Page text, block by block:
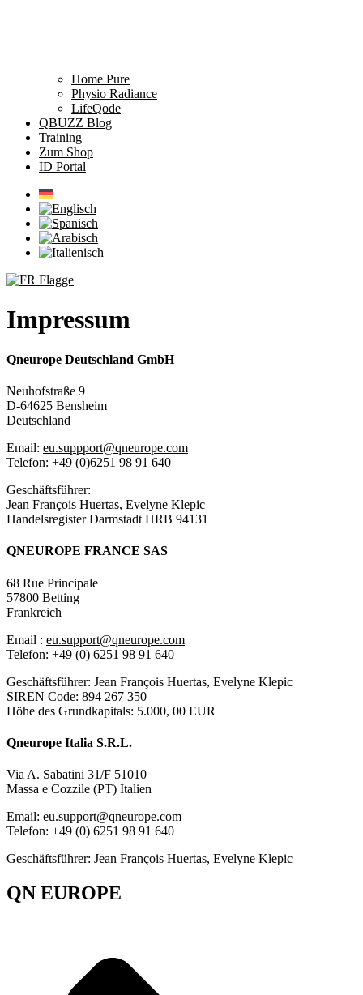
Home Pure
Physio Radiance
LifeQode
QBUZZ Blog
Training
Zum Shop
ID Portal
Impressum
Qneurope Deutschland GmbH
Neuhofstraße 9
D-64625 Bensheim
Deutschland
Email: eu.suppport@qneurope.com
Telefon: +49 (0)6251 98 91 640
Geschäftsführer:
Jean François Huertas, Evelyne Klepic
Handelsregister Darmstadt HRB 94131
QNEUROPE FRANCE SAS
68 Rue Principale
57800 Betting
Frankreich
Email : eu.support@qneurope.com
Telefon: +49 (0) 6251 98 91 640
Geschäftsführer: Jean François Huertas, Evelyne Klepic
SIREN Code: 894 267 350
Höhe des Grundkapitals: 5.000, 00 EUR
Qneurope Italia S.R.L.
Via A. Sabatini 31/F 51010
Massa e Cozzile (PT) Italien
Email: eu.support@qneurope.com
Telefon: +49 (0) 6251 98 91 640
Geschäftsführer: Jean François Huertas, Evelyne Klepic
QN EUROPE